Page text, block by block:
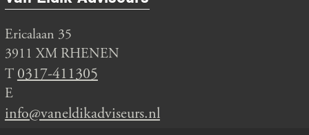
Ericalaan 35
3911 XM RHENEN
T 0317-411305
E
info@vaneldikadviseurs.nl